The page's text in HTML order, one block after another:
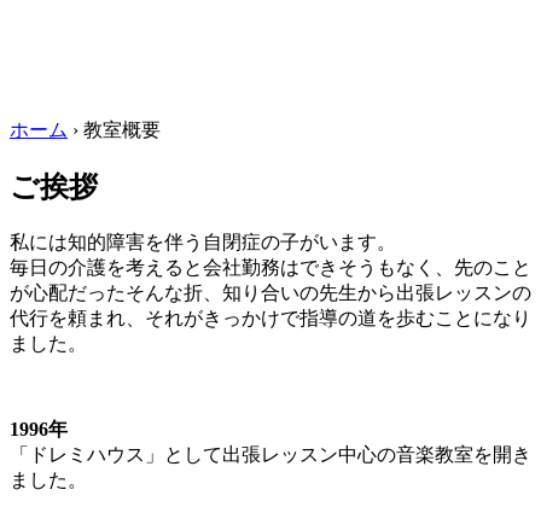
ホーム › 教室概要
ご挨拶
私には知的障害を伴う自閉症の子がいます。
毎日の介護を考えると会社勤務はできそうもなく、先のこと
が心配だったそんな折、知り合いの先生から出張レッスンの
代行を頼まれ、それがきっかけで指導の道を歩むことになり
ました。
1996年
「ドレミハウス」として出張レッスン中心の音楽教室を開き
ました。